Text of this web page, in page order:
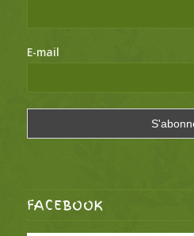
E-mail
FACEBOOK